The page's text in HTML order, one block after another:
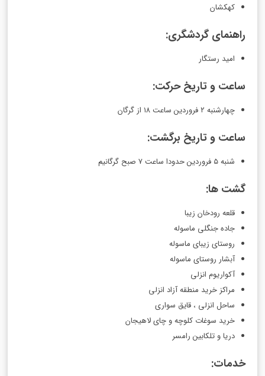
کهکشان
راهنمای گردشگری:
امید رستگار
ساعت و تاریخ حرکت:
چهارشنبه ۲ فروردین ساعت ۱۸ از گرگان
ساعت و تاریخ برگشت:
شنبه ۵ فروردین حدودا ساعت ٧ صبح گرگانیم
گشت ها:
قلعه رودخان زیبا
جاده جنگلی ماسوله
روستای زیبای ماسوله
آبشار روستای ماسوله
آکواریوم انزلی
مراکز خرید منطقه آزاد انزلی
ساحل انزلی ، قایق سواری
خرید سوغات کلوچه و چای لاهیجان
دریا و تلکابین رامسر
خدمات: